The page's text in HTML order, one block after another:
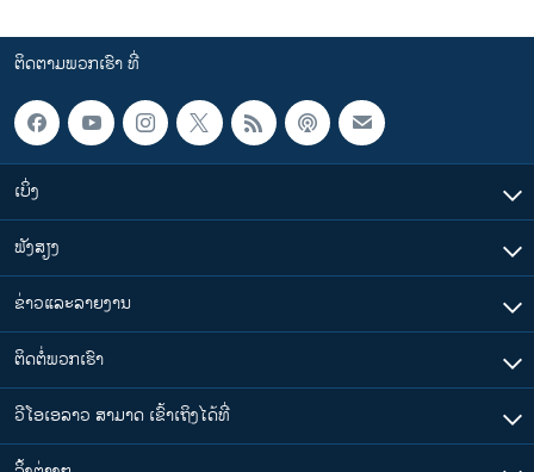
ຕິດຕາມພວກເຮົາ ທີ່
ເບິ່ງ
ຟັງສຽງ
ຂ່າວແລະລາຍງານ
ຕິດຕໍ່ພວກເຮົາ
ວີໂອເອລາວ ສາມາດ ເຂົ້າເຖິງໄດ້ທີ່